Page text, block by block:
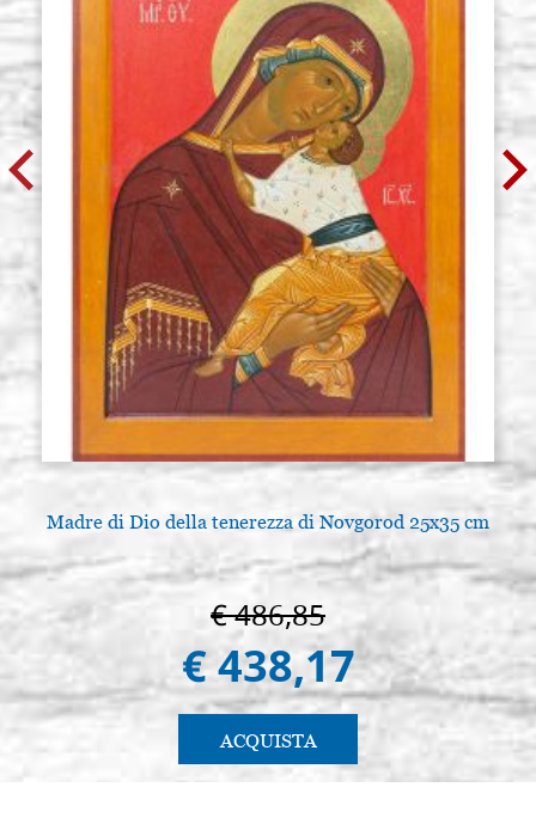
Madre di Dio della tenerezza di Novgorod 25x35 cm
€ 486,85
€ 438,17
ACQUISTA